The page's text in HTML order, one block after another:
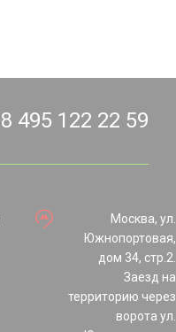
8 495 122 22 59
Москва, ул.
Южнопортовая,
дом 34, стр.2.
Заезд на
территорию через
ворота ул.